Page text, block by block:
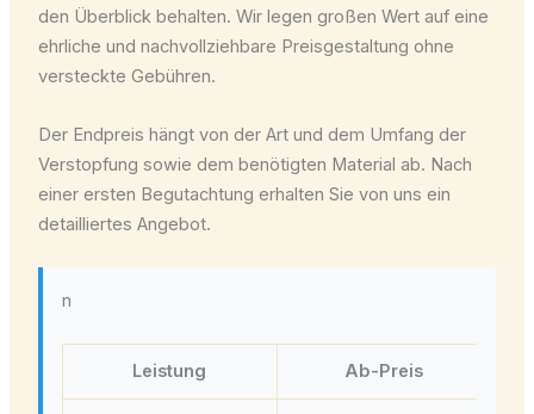
den Überblick behalten. Wir legen großen Wert auf eine
ehrliche und nachvollziehbare Preisgestaltung ohne
versteckte Gebühren.
Der Endpreis hängt von der Art und dem Umfang der
Verstopfung sowie dem benötigten Material ab. Nach
einer ersten Begutachtung erhalten Sie von uns ein
detailliertes Angebot.
n
Leistung Ab-Preis